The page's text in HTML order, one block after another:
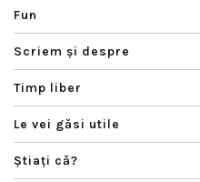
Fun
Scriem şi despre
Timp liber
Le vei găsi utile
Ştiaţi că?